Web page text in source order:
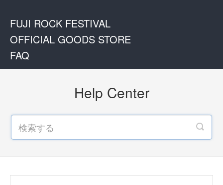
FUJI ROCK FESTIVAL
OFFICIAL GOODS STORE
FAQ
Help Center